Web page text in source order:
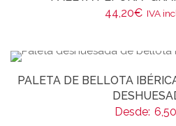
44,20€ IVA
PALETA DE BELLOTA
Desde: 6,50